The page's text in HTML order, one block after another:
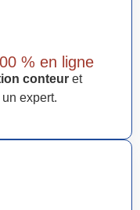
% en ligne
conteur et
expert.